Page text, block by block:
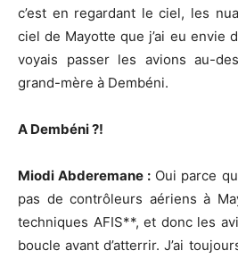
c’est en regardant le ciel, les
ciel de Mayotte que j’ai eu envie
voyais passer les avions au-
grand-mère à Dembéni.
A Dembéni ?!
Miodi Abderemane : Oui parce
pas de contrôleurs aériens à
techniques AFIS**, et donc les
boucle avant d’atterrir. J’ai